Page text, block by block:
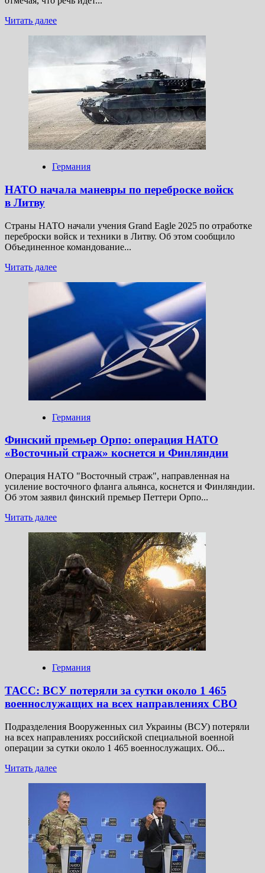
Читать далееПрочитать
Repubblica:
Италия
предоставит
два
истребителя
Германия
НАТО начала маневры по переброске войск
в Литву
Страны НАТО начали учения Grand Eagle 2025 по отработке
переброски войск и техники в Литву. Об этом сообщило
Объединенное командование...
Читать далееПрочитать
НАТО
начала
по переброске
войск
в Литву
Германия
Финский премьер Орпо: операция НАТО
«Восточный страж» коснется и Финляндии
Операция НАТО "Восточный страж", направленная на
усиление восточного фланга альянса, коснется и Финляндии.
Об этом заявил финский премьер Петтери Орпо...
Читать далееПрочитать
о
Финский
премьер
Орпо:
операция
НАТО
«Восточный
страж»
коснется
и Финляндии
Германия
ТАСС: ВСУ потеряли за сутки около 1 465
военнослужащих на всех направлениях СВО
Подразделения Вооруженных сил Украины (ВСУ) потеряли
на всех направлениях российской специальной военной
операции за сутки около 1 465 военнослужащих. Об...
Читать далееПрочитать
ТАСС:
ВСУ
потеряли
за сутки
около
1 465
военнослужащих